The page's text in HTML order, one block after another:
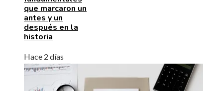
que marcaron un
antes y un
después en la
historia
Hace 2 días